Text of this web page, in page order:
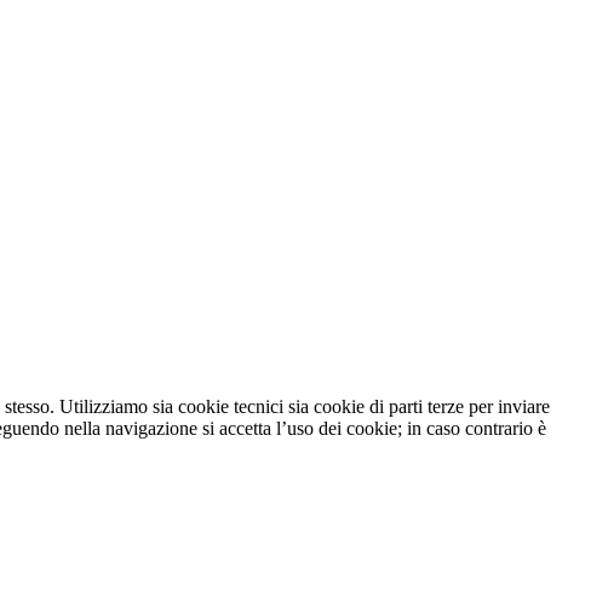
Utilizziamo sia cookie tecnici sia cookie di parti terze per inviare
nella navigazione si accetta l’uso dei cookie; in caso contrario è